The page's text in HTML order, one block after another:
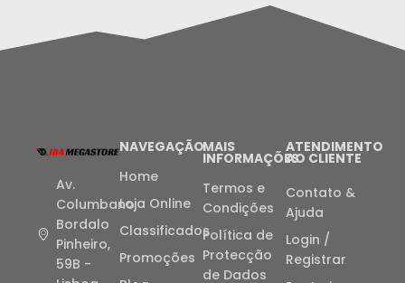
Av.
Columbano
Bordalo
Pinheiro,
59B -
NAVEGAÇÃO
Home
Loja Online
Classificados
Promoções
MAIS
INFORMAÇÕES
Termos e
Condições
Política de
Protecção
de Dados
ATENDIMENTO
AO CLIENTE
Contato &
Ajuda
Login /
Registrar